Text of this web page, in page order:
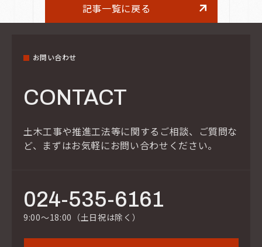
記事一覧に戻る
お問い合わせ
CONTACT
土木工事や推進工法等に関するご相談、ご質問な
ど、 まずはお気軽にお問い合わせください。
024-535-6161
9:00～18:00（土日祝は除く）